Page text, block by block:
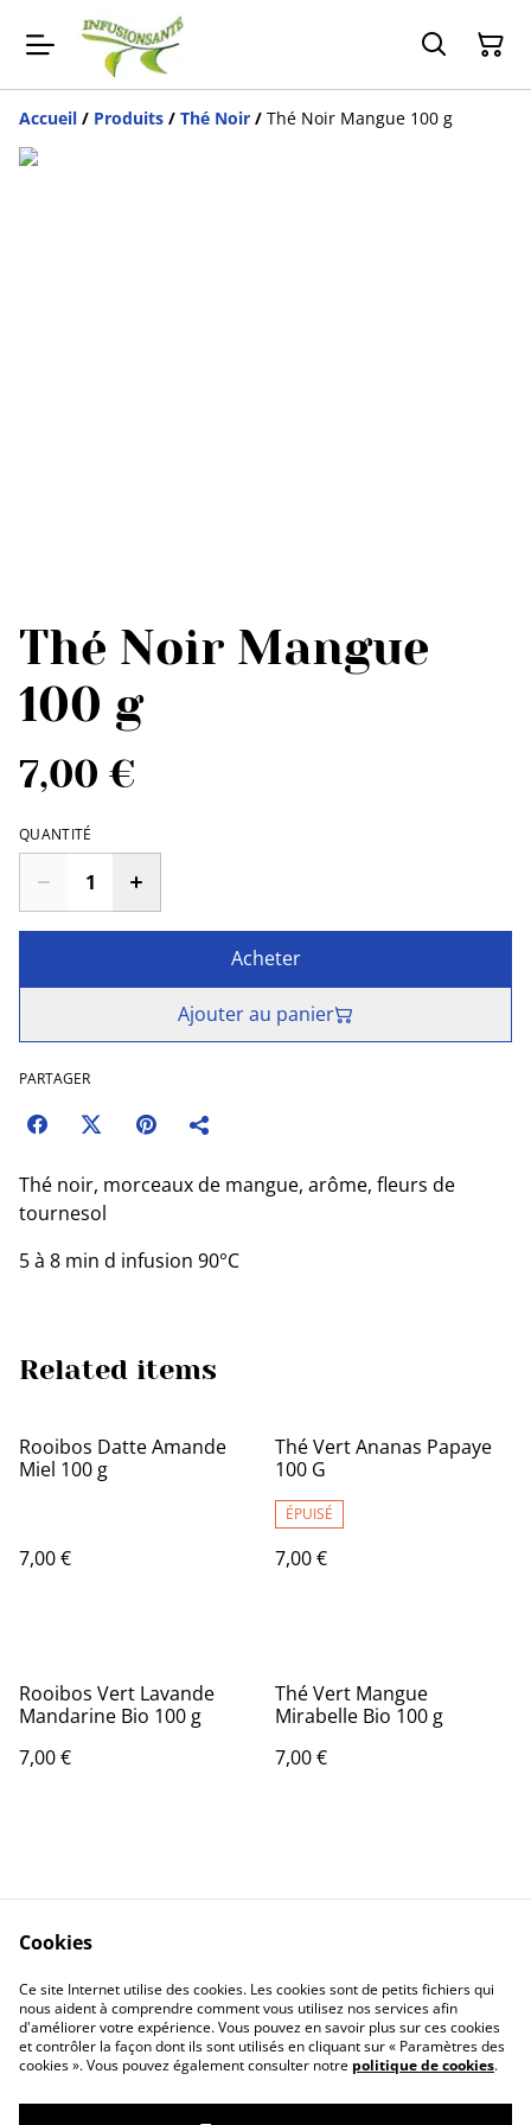
Accueil / Produits / Thé Noir / Thé Noir Mangue 100 g
Thé Noir Mangue
100 g
7,00 €
QUANTITÉ
Acheter
Ajouter au panier
PARTAGER
Thé noir, morceaux de mangue, arôme, fleurs de
tournesol
5 à 8 min d infusion 90°C
Related items
Rooibos Datte Amande
Miel 100 g
7,00 €
Thé Vert Ananas Papaye
100 G
ÉPUISÉ
7,00 €
Rooibos Vert Lavande
Mandarine Bio 100 g
7,00 €
Thé Vert Mangue
Mirabelle Bio 100 g
7,00 €
Contact Us
Legal Terms
Privacy Policy
Cookie Policy
Cookies
Ce site Internet utilise des cookies. Les cookies sont de petits fichiers qui
nous aident à comprendre comment vous utilisez nos services afin
d'améliorer votre expérience. Vous pouvez en savoir plus sur ces cookies
et contrôler la façon dont ils sont utilisés en cliquant sur « Paramètres des
cookies ». Vous pouvez également consulter notre politique de cookies.